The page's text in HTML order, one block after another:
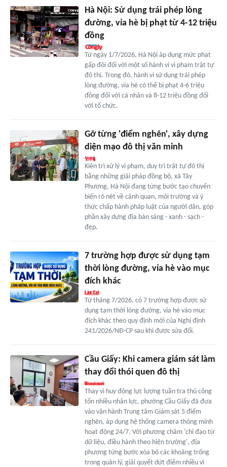
Hà Nội: Sử dụng trái phép lòng
đường, vỉa hè bị phạt từ 4-12 triệu
đồng
Từ ngày 1/7/2026, Hà Nội áp dụng mức phạt
gấp đôi đối với một số hành vi vi phạm trật tự
đô thị. Trong đó, hành vi sử dụng trái phép
lòng đường, vỉa hè có thể bị phạt 4-6 triệu
đồng đối với cá nhân và 8-12 triệu đồng đối
với tổ chức.
Gỡ từng 'điểm nghẽn', xây dựng
diện mạo đô thị văn minh
Kiên trì xử lý vi phạm, duy trì trật tự đô thị
bằng những giải pháp đồng bộ, xã Tây
Phương, Hà Nội đang từng bước tạo chuyển
biến rõ nét về cảnh quan, môi trường và ý
thức chấp hành pháp luật của người dân, góp
phần xây dựng địa bàn sáng - xanh - sạch -
đẹp.
7 trường hợp được sử dụng tạm
thời lòng đường, vỉa hè vào mục
đích khác
Từ tháng 7/2026, có 7 trường hợp được sử
dụng tạm thời lòng đường, vỉa hè vào mục
đích khác theo quy định mới của Nghị định
241/2026/NĐ-CP sau khi được sửa đổi.
Cầu Giấy: Khi camera giám sát làm
thay đổi thói quen đô thị
Thay vì huy động lực lượng tuần tra thủ công
tốn nhiều nhân lực, phường Cầu Giấy đã đưa
vào vận hành Trung tâm Giám sát 5 điểm
nghẽn, áp dụng hệ thống camera thông minh
hoạt động 24/7. Với phương châm 'chỉ đạo từ
dữ liệu, điều hành theo hiện trường', địa
phương từng bước xóa bỏ các khoảng trống
trong quản lý, giải quyết dứt điểm nhiều vi